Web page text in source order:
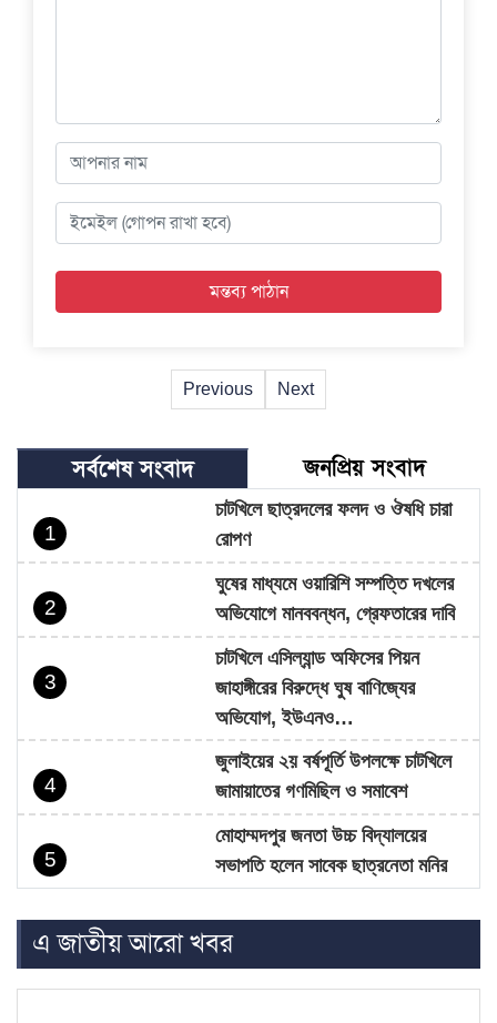
Previous Next
সর্বশেষ সংবাদ জনপ্রিয় সংবাদ
1
চাটখিলে ছাত্রদলের ফলদ ও ঔষধি চারা
রোপণ
2
ঘুষের মাধ্যমে ওয়ারিশি সম্পত্তি দখলের
অভিযোগে মানববন্ধন, গ্রেফতারের দাবি
3
চাটখিলে এসিল্যান্ড অফিসের পিয়ন
জাহাঙ্গীরের বিরুদ্ধে ঘুষ বাণিজ্যের
অভিযোগ, ইউএনও…
4
জুলাইয়ের ২য় বর্ষপূর্তি উপলক্ষে চাটখিলে
জামায়াতের গণমিছিল ও সমাবেশ
5
মোহাম্মদপুর জনতা উচ্চ বিদ্যালয়ের
সভাপতি হলেন সাবেক ছাত্রনেতা মনির
হোসেন…
চাটখিলে নিষিদ্ধ ঘোষিত ছাত্রলীগের
মিছিল, ভিডিও ভাইরাল
এ জাতীয় আরো খবর